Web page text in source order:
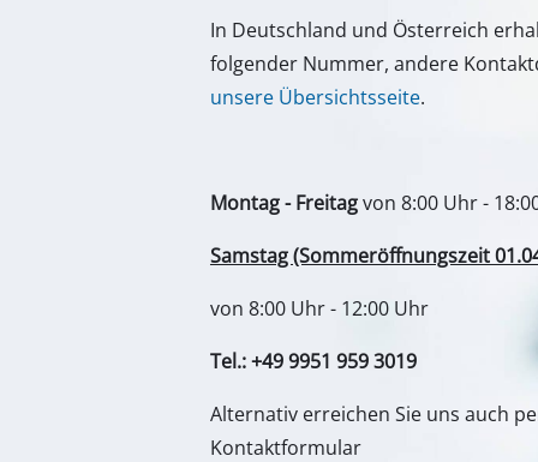
Rührwerke
Farbsprühgeräte
Poliermaschinen
Schweißgeräte
In Deutschland und Österreich
folgender Nummer, andere
unsere Übersichtsseite.
Montag - Freitagvon 8:00 Uhr -
Samstag (Sommeröffnungszeit
von 8:00 Uhr - 12:00 Uhr
Tel.: +49 9951 959 3019
Alternativ erreichen Sie uns auch
Kontaktformular